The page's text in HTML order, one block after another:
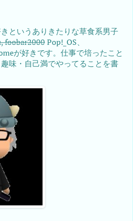
というありきたりな草食系男子
foobar2000Pop!_OS、
が好きです。仕事で培ったこと
味・自己満でやってることを書